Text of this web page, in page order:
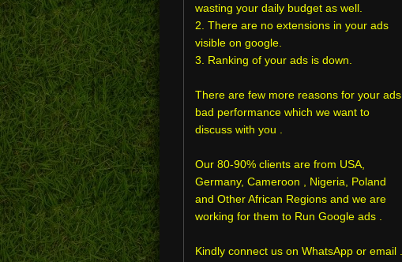
wasting your daily budget as well.
2. There are no extensions in your ads
visible on google.
3. Ranking of your ads is down.
There are few more reasons for your ads
bad performance which we want to
discuss with you .
Our 80-90% clients are from USA,
Germany, Cameroon , Nigeria, Poland
and Other African Regions and we are
working for them to Run Google ads .
Kindly connect us on WhatsApp or email .